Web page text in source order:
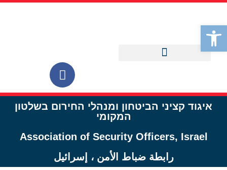
פתח סרגל נגישות
איגוד קציני הביטחון ומנהלי החירום בשלטון
המקומי
Association of Security Officers, Israel
رابطة ضباط الأمن ، إسرائيل